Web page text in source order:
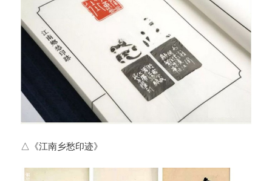
△《江南乡愁印迹》